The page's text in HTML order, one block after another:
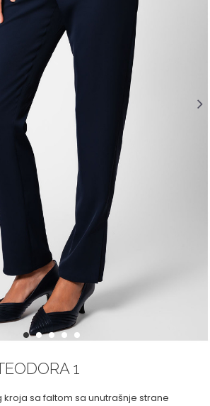
1 2 3 4 5
1
sa faltom sa unutrašnje strane